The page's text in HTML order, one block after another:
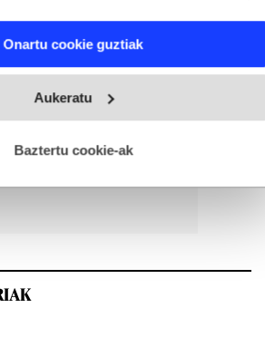
in thedetails section
ditu. Zure esperientzia eta zerbitzuak
Gehiago irakurri
Onartu cookie guztiak
Aukeratu
Baztertu cookie-ak